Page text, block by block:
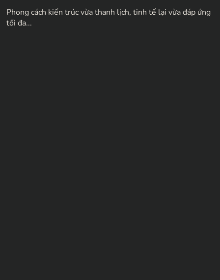
Phong cách kiến trúc vừa thanh lịch, tinh tế lại vừa đáp ứng
tối đa...